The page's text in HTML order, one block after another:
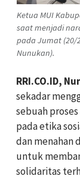
Ketua MUI
saat menjadi
pada Jumat (20/
Nunukan).
RRI.CO.ID,
sekadar
sebuah
pada etika
dan menahan
untuk
solidaritas